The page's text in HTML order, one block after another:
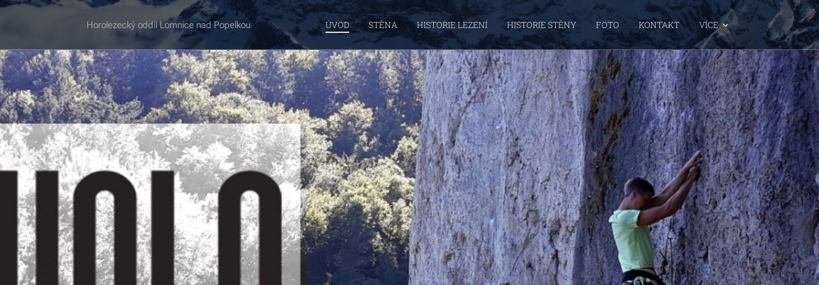
Horolezecký oddíl Lomnice nad Popelkou ÚVOD STĚNA HISTORIE LEZENÍ HISTORIE STĚNY FOTO KONTAKT VÍCE